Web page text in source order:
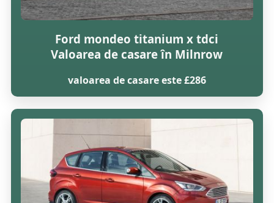
Ford mondeo titanium x tdci
Valoarea de casare în Milnrow
valoarea de casare este £286